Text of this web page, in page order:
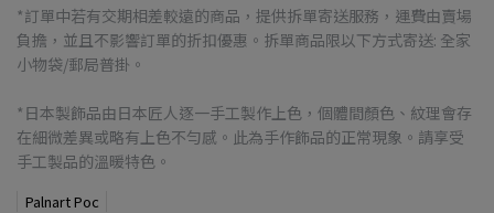
*訂單中若有交期相差較遠的商品，提供拆單寄送服務，運費由賣場
負擔，並且不影響訂單的折扣優惠。拆單商品限以下方式寄送: 全家
小物袋/郵局普掛。
*日本製飾品由日本匠人逐一手工製作上色，個體間顏色、紋理會存
在細微差異或略有上色不勻感。此為手作飾品的正常現象。請享受
手工製品的溫暖特色。
Palnart Poc